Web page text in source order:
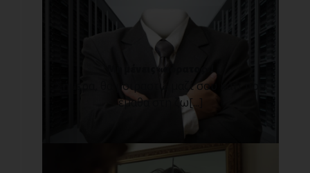
Μη μένεις «αόρατος»!
Σήμερα, θα μοιραστώ μαζί σου κάτι που
έμαθα στη ζω[...]